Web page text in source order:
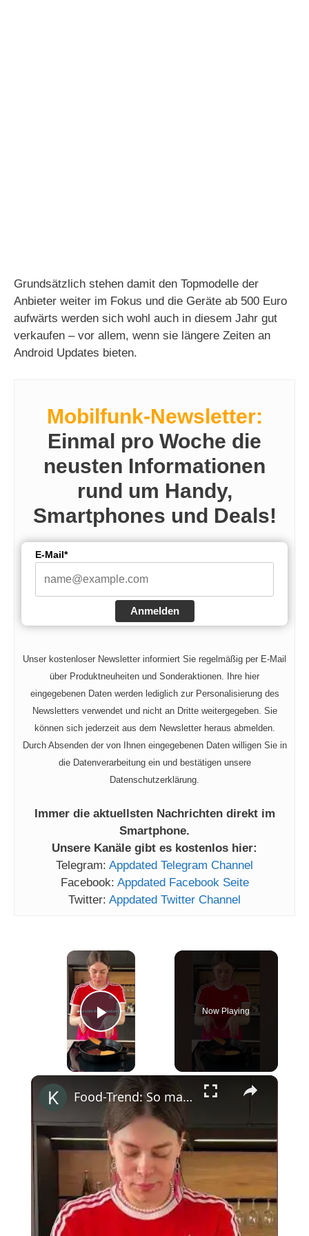
Grundsätzlich stehen damit den Topmodelle der
Anbieter weiter im Fokus und die Geräte ab 500 Euro
aufwärts werden sich wohl auch in diesem Jahr gut
verkaufen – vor allem, wenn sie längere Zeiten an
Android Updates bieten.
Mobilfunk-Newsletter:
Einmal pro Woche die
neusten Informationen
rund um Handy,
Smartphones und Deals!
E-Mail*
Anmelden
Unser kostenloser Newsletter informiert Sie regelmäßig per E-Mail
über Produktneuheiten und Sonderaktionen. Ihre hier
eingegebenen Daten werden lediglich zur Personalisierung des
Newsletters verwendet und nicht an Dritte weitergegeben. Sie
können sich jederzeit aus dem Newsletter heraus abmelden.
Durch Absenden der von Ihnen eingegebenen Daten willigen Sie in
die Datenverarbeitung ein und bestätigen unsere
Datenschutzerklärung.
Immer die aktuellsten Nachrichten direkt im
Smartphone.
Unsere Kanäle gibt es kostenlos hier:
Telegram: Appdated Telegram Channel
Facebook: Appdated Facebook Seite
Twitter: Appdated Twitter Channel
×
Play Video
Now Playing
×
Food-Trend: So machst du den BESTEN Smash Burger #shorts